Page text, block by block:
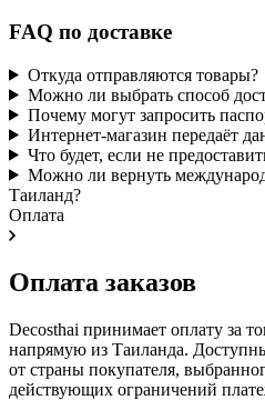
FAQ по доставке
Откуда отправляются товары?
Можно ли выбрать способ
Почему могут запросить
Интернет-магазин передаёт
Что будет, если не
Можно ли вернуть
Таиланд?
Оплата
Оплата заказов
Decosthai принимает оплату за
напрямую из Таиланда.
от страны покупателя,
действующих ограничений